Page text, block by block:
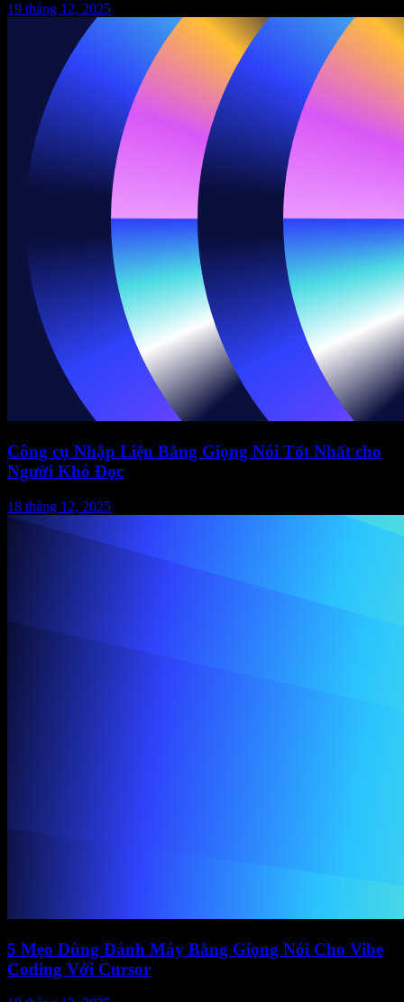
19 tháng 12, 2025
Công cụ Nhập Liệu Bằng Giọng Nói Tốt Nhất cho
Người Khó Đọc
18 tháng 12, 2025
5 Mẹo Dùng Đánh Máy Bằng Giọng Nói Cho Vibe
Coding Với Cursor